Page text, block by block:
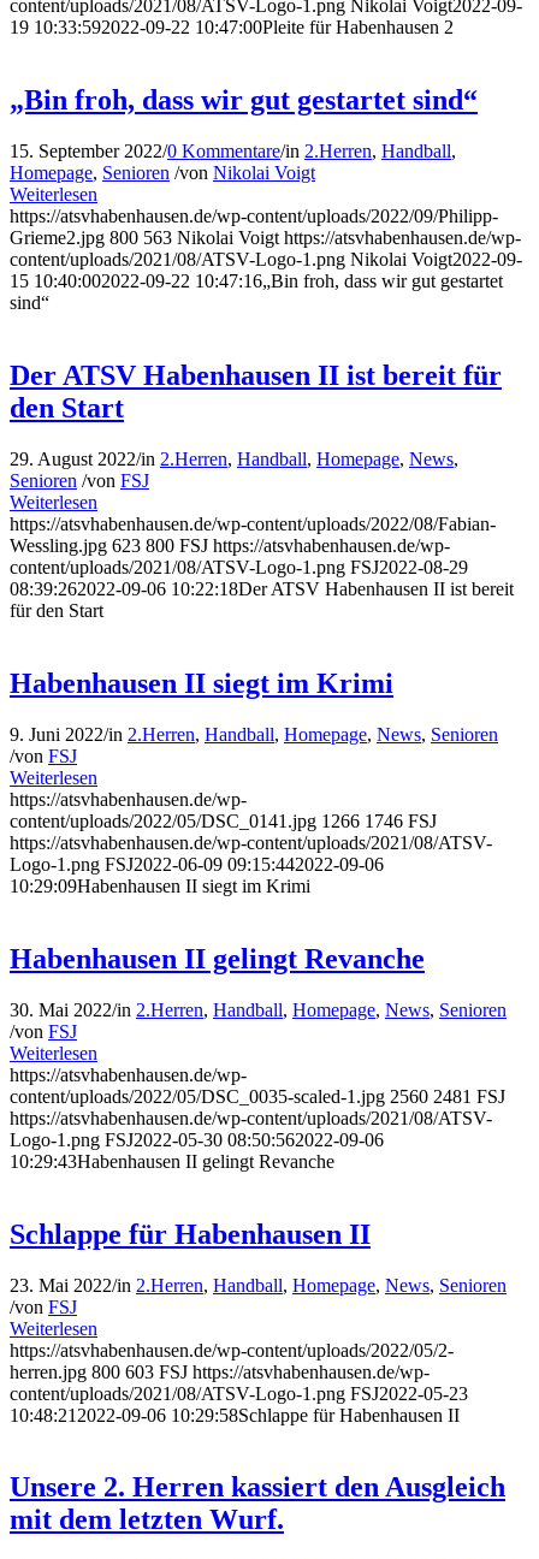
content/uploads/2021/08/ATSV-Logo-1.png Nikolai Voigt2022-09-
19 10:33:592022-09-22 10:47:00Pleite für Habenhausen 2
„Bin froh, dass wir gut gestartet sind“
15. September 2022/0 Kommentare/in 2.Herren, Handball,
Homepage, Senioren /von Nikolai Voigt
Weiterlesen
https://atsvhabenhausen.de/wp-content/uploads/2022/09/Philipp-
Grieme2.jpg 800 563 Nikolai Voigt https://atsvhabenhausen.de/wp-
content/uploads/2021/08/ATSV-Logo-1.png Nikolai Voigt2022-09-
15 10:40:002022-09-22 10:47:16„Bin froh, dass wir gut gestartet
sind“
Der ATSV Habenhausen II ist bereit für
den Start
29. August 2022/in 2.Herren, Handball, Homepage, News,
Senioren /von FSJ
Weiterlesen
https://atsvhabenhausen.de/wp-content/uploads/2022/08/Fabian-
Wessling.jpg 623 800 FSJ https://atsvhabenhausen.de/wp-
content/uploads/2021/08/ATSV-Logo-1.png FSJ2022-08-29
08:39:262022-09-06 10:22:18Der ATSV Habenhausen II ist bereit
für den Start
Habenhausen II siegt im Krimi
9. Juni 2022/in 2.Herren, Handball, Homepage, News, Senioren
/von FSJ
Weiterlesen
https://atsvhabenhausen.de/wp-
content/uploads/2022/05/DSC_0141.jpg 1266 1746 FSJ
https://atsvhabenhausen.de/wp-content/uploads/2021/08/ATSV-
Logo-1.png FSJ2022-06-09 09:15:442022-09-06
10:29:09Habenhausen II siegt im Krimi
Habenhausen II gelingt Revanche
30. Mai 2022/in 2.Herren, Handball, Homepage, News, Senioren
/von FSJ
Weiterlesen
https://atsvhabenhausen.de/wp-
content/uploads/2022/05/DSC_0035-scaled-1.jpg 2560 2481 FSJ
https://atsvhabenhausen.de/wp-content/uploads/2021/08/ATSV-
Logo-1.png FSJ2022-05-30 08:50:562022-09-06
10:29:43Habenhausen II gelingt Revanche
Schlappe für Habenhausen II
23. Mai 2022/in 2.Herren, Handball, Homepage, News, Senioren
/von FSJ
Weiterlesen
https://atsvhabenhausen.de/wp-content/uploads/2022/05/2-
herren.jpg 800 603 FSJ https://atsvhabenhausen.de/wp-
content/uploads/2021/08/ATSV-Logo-1.png FSJ2022-05-23
10:48:21 2022-09-06 10:29:58Schlappe für Habenhausen II
Unsere 2. Herren kassiert den Ausgleich
mit dem letzten Wurf.